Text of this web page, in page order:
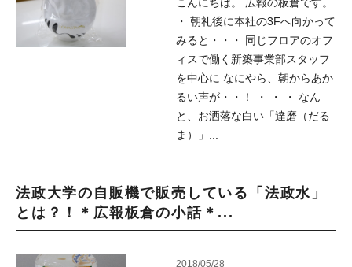
・ 朝礼後に本社の3Fへ向かって
みると・・・ 同じフロアのオフ
ィスで働く新築事業部スタッフ
を中心に なにやら、朝からあか
るい声が・・！ ・ ・ ・ なん
と、お洒落な白い「達磨（だる
ま）」...
法政大学の自販機で販売している「法政水」
とは？！＊広報板倉の小話＊...
2018/05/28